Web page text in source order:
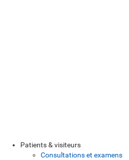
Patients & visiteurs
Consultations et examens